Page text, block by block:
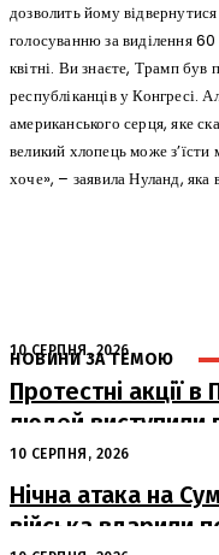
дозволить йому
голосуванню за виділення 60
квітні. Ви знаєте, Трамп був
республіканців у Конгресі.
американського серця, яке
великий хлопець може
хоче», – заявила Нуланд, яка
НОВИНИ ЗА ТЕМОЮ
10 СЕРПНЯ, 2026
Протестні акції в
людей виступили
над українцями
10 СЕРПНЯ, 2026
Нічна атака на
війська вдарили